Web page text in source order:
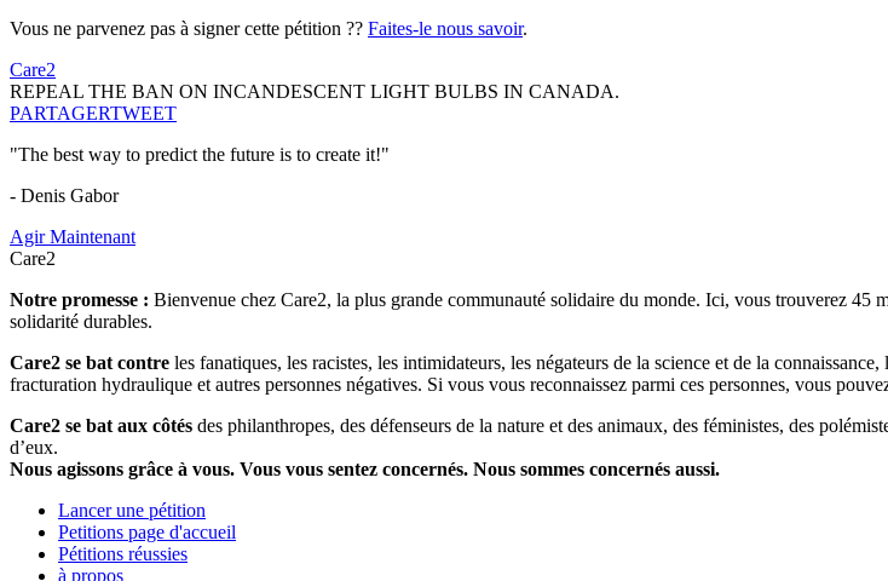
Vous ne parvenez pas à signer cette pétition ?? Faites-le nous savoir.
Care2
REPEAL THE BAN ON INCANDESCENT LIGHT BULBS IN CANADA.
PARTAGERTWEET
"The best way to predict the future is to create it!"
- Denis Gabor
Agir Maintenant
Care2
Notre promesse : Bienvenue chez Care2, la plus grande communauté solidaire du monde. Ici, vous trouverez 45
solidarité durables.
Care2 se bat contre les fanatiques, les racistes, les intimidateurs, les négateurs de la science et de la
fracturation hydraulique et autres personnes négatives. Si vous vous reconnaissez parmi ces personnes, vous
Care2 se bat aux côtés des philanthropes, des défenseurs de la nature et des animaux, des féministes, des
d’eux.
Nous agissons grâce à vous. Vous vous sentez concernés. Nous sommes concernés aussi.
Lancer une pétition
Petitions page d'accueil
Pétitions réussies
à propos